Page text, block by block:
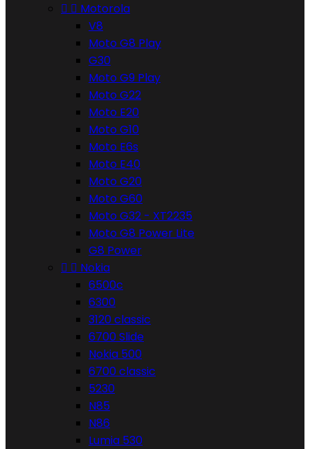
  Motorola
V8
Moto G8 Play
G30
Moto G9 Play
Moto G22
Moto E20
Moto G10
Moto E6s
Moto E40
Moto G20
Moto G60
Moto G32 - XT2235
Moto G8 Power Lite
G8 Power
  Nokia
6500c
6300
3120 classic
6700 Slide
Nokia 500
6700 classic
5230
N85
N86
Lumia 530